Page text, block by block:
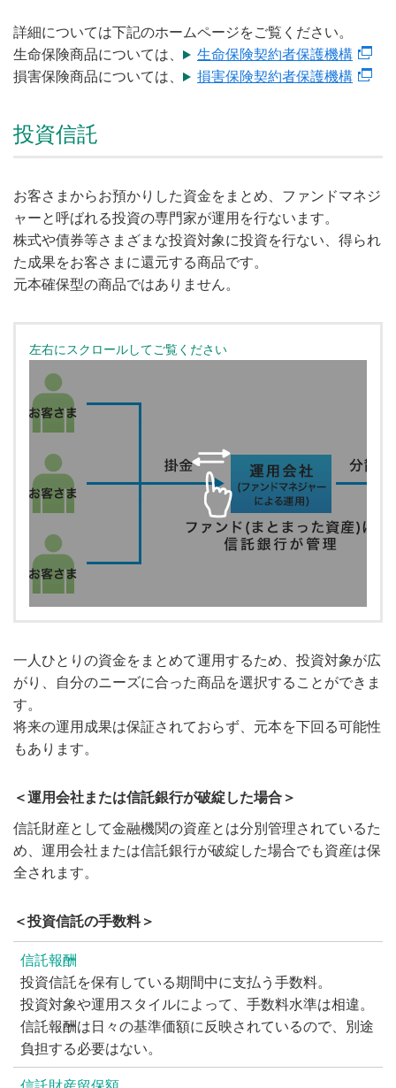
詳細については下記のホームページをご覧ください。
生命保険商品については、
生命保険契約者保護機構
損害保険商品については、
損害保険契約者保護機構
投資信託
お客さまからお預かりした資金をまとめ、ファンドマネジ
ャーと呼ばれる投資の専門家が運用を行ないます。
株式や債券等さまざまな投資対象に投資を行ない、得られ
た成果をお客さまに還元する商品です。
元本確保型の商品ではありません。
一人ひとりの資金をまとめて運用するため、投資対象が広
がり、自分のニーズに合った商品を選択することができま
す。
将来の運用成果は保証されておらず、元本を下回る可能性
もあります。
＜運用会社または信託銀行が破綻した場合＞
信託財産として金融機関の資産とは分別管理されているた
め、運用会社または信託銀行が破綻した場合でも資産は保
全されます。
＜投資信託の手数料＞
信託報酬
投資信託を保有している期間中に支払う手数料。
投資対象や運用スタイルによって、手数料水準は相違。
信託報酬は日々の基準価額に反映されているので、別途
負担する必要はない。